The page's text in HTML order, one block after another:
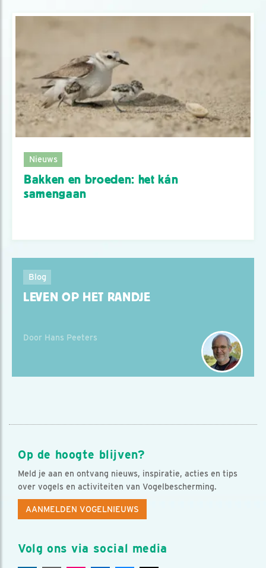
Nieuws
Bakken en broeden: het kán
samengaan
Blog
LEVEN OP HET RANDJE
Door Hans Peeters
Op de hoogte blijven?
Meld je aan en ontvang nieuws, inspiratie, acties en tips
over vogels en activiteiten van Vogelbescherming.
AANMELDEN VOGELNIEUWS
Volg ons via social media